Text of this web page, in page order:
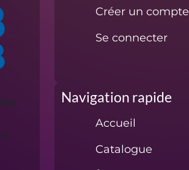
Créer un compte
Se connecter
Navigation rapide
Accueil
Catalogue